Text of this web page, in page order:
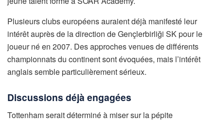
Plusieurs clubs européens auraient déjà manifesté leur
intérêt auprès de la direction de Gençlerbirliği SK pour le
joueur né en 2007. Des approches venues de différents
championnats du continent sont évoquées, mais l’intérêt
anglais semble particulièrement sérieux.
Discussions déjà engagées
Tottenham serait déterminé à miser sur la pépite